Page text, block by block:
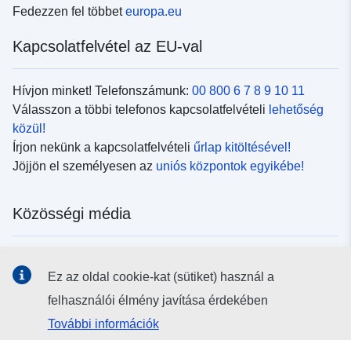
Fedezzen fel többeteuropa.eu
Kapcsolatfelvétel az EU-val
Hívjon minket! Telefonszámunk: 00 800 6 7 8 9 10 11
Válasszon a többi telefonos kapcsolatfelvételi lehetőség
közül!
Írjon nekünk a kapcsolatfelvételi űrlap kitöltésével!
Jöjjön el személyesen az uniós központok egyikébe!
Közösségi média
Uniós intézmények és szervek
Ez az oldal cookie-kat (sütiket) használ a
felhasználói élmény javítása érdekében
További információk